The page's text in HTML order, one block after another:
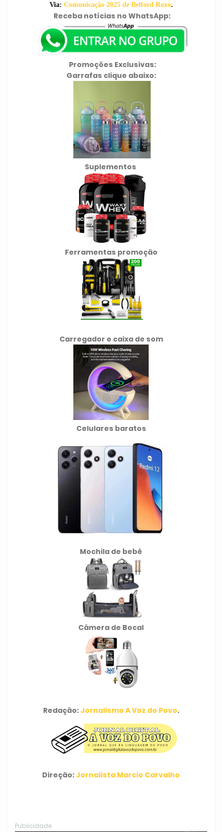
Via: Comunicação 2025 de Belford Roxo.
Receba notícias no WhatsApp:
Promoções Exclusivas:
Garrafas clique abaixo:
Suplementos
Ferramentas promoção
Carregador e caixa de som
Celulares baratos
Mochila de bebê
Câmera de Bocal
Redação: Jornalismo A Voz do Povo.
Direção: Jornalista Marcio Carvalho
Publicidade